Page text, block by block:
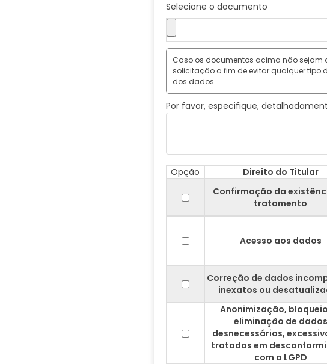
Selecione o documento
Caso os documentos acima não sejam
solicitação a fim de evitar qualquer tipo
dos dados.
Por favor, especifique,
Opção Direito do Titular
Confirmação da
tratamento
Acesso aos dados
Correção de dados
inexatos ou
Anonimização,
eliminação de dados
desnecessários,
tratados em
com a LGPD